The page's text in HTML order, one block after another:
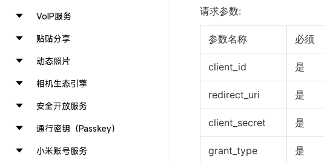
VoIP服务
贴贴分享
动态照片
相机生态引擎
安全开放服务
通行密钥（Passkey）
小米账号服务
请求参数:
参数名称 必须
client_id 是
redirect_uri 是
client_secret 是
grant_type 是